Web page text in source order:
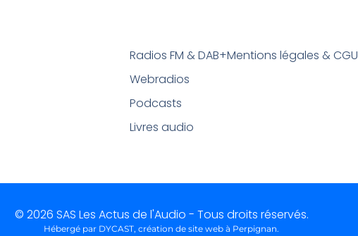
Radios FM & DAB+
Webradios
Podcasts
Livres audio
Mentions légales & CGU
© 2026 SAS Les Actus de l'Audio - Tous droits réservés.
Hébergé par DYCAST, création de site web à Perpignan.